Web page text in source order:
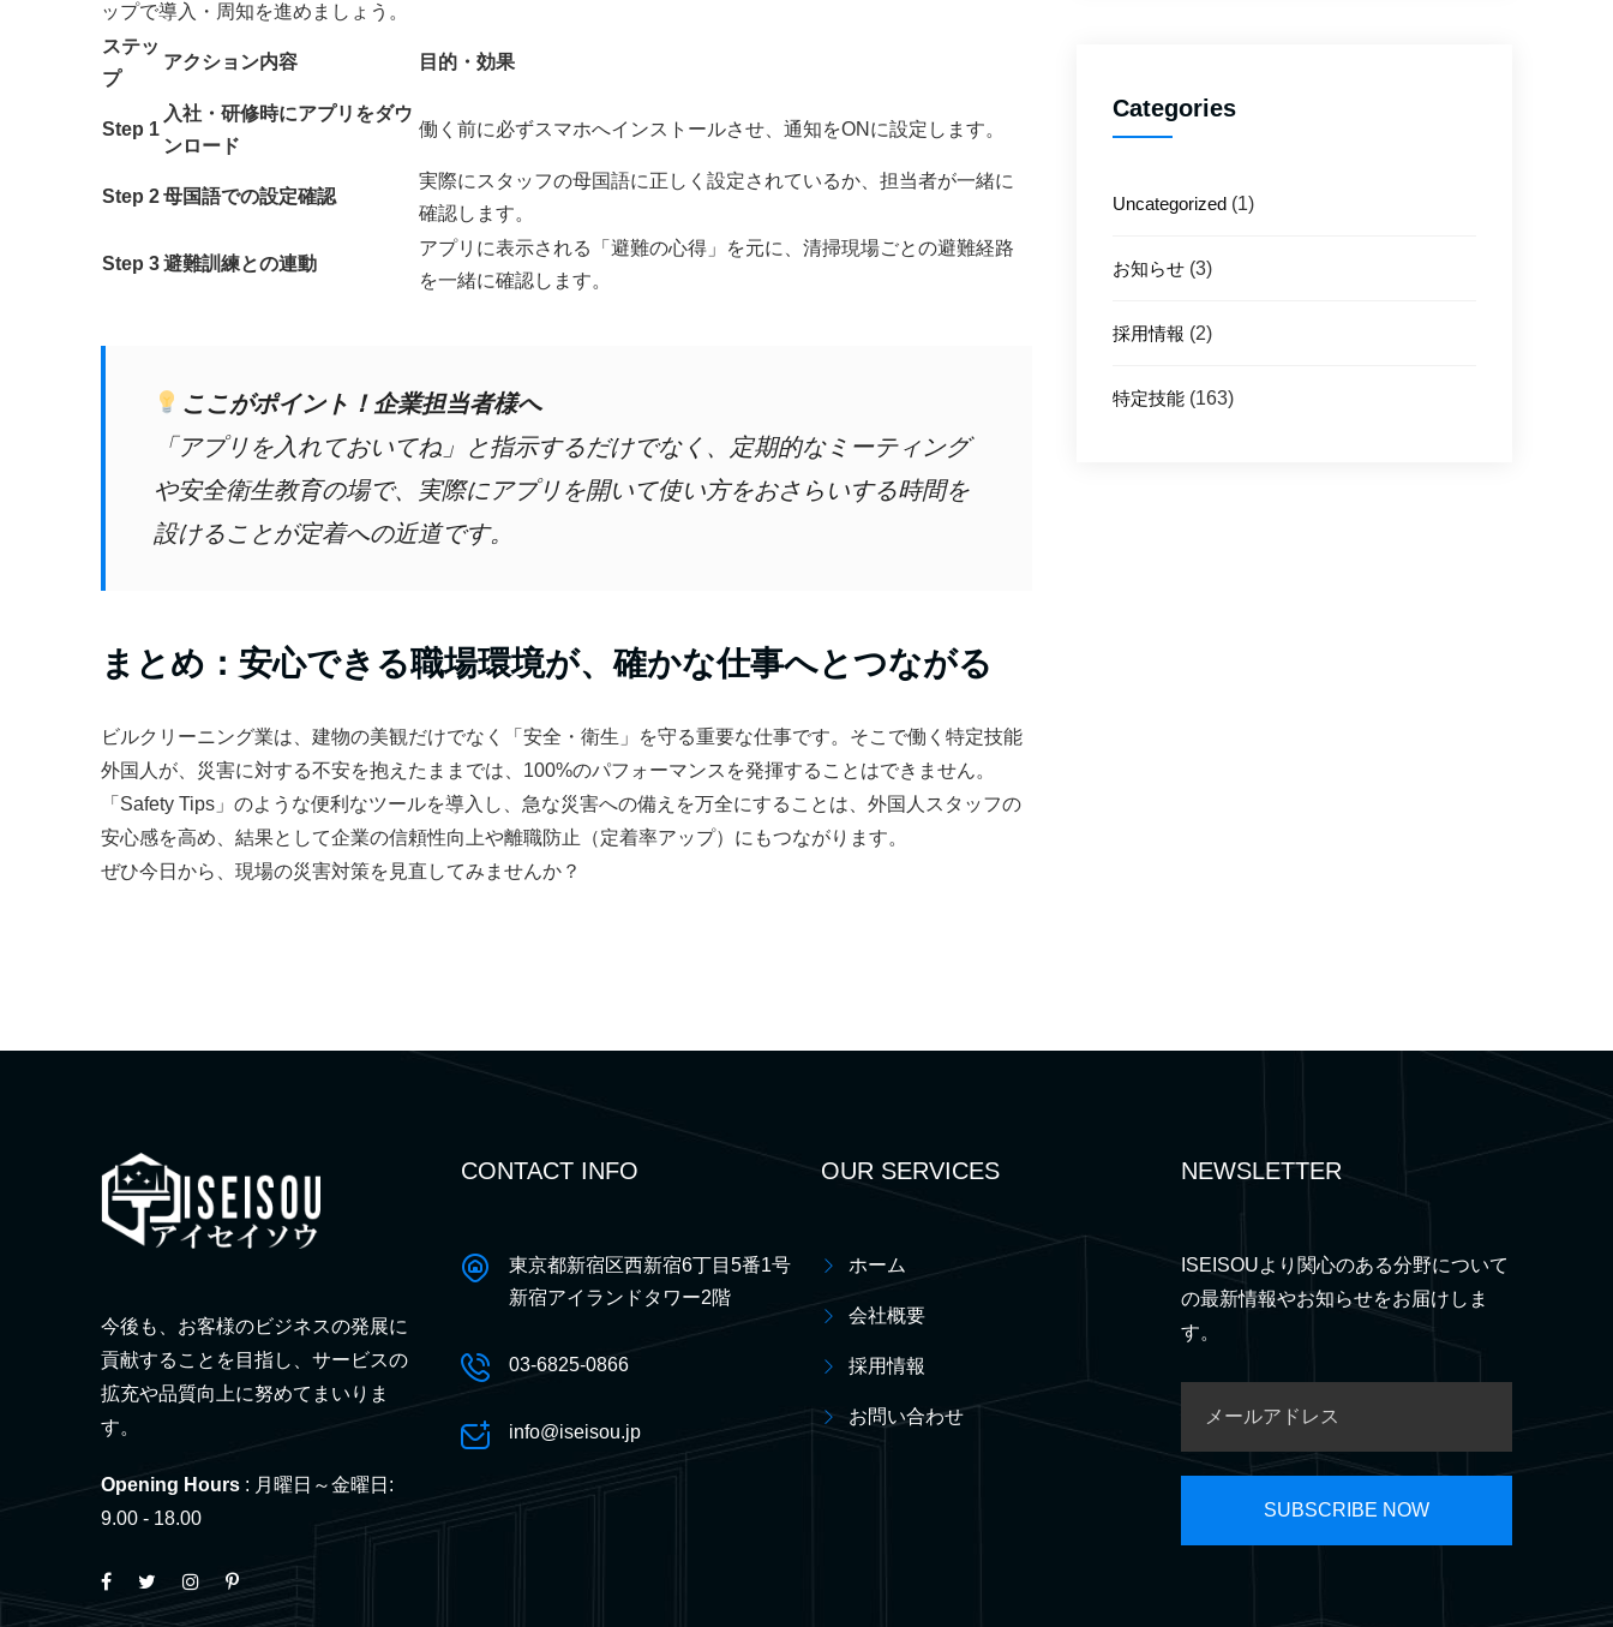
ップで導入・周知を進めましょう。
ステッ
プ
アクション内容 目的・効果
Step 1
入社・研修時にアプリをダウ
ンロード
働く前に必ずスマホへインストールさせ、通知をONに設定します。
Step 2母国語での設定確認
実際にスタッフの母国語に正しく設定されているか、担当者が一緒に
確認します。
Step 3避難訓練との連動
アプリに表示される「避難の心得」を元に、清掃現場ごとの避難経路
を一緒に確認します。
ここがポイント！企業担当者様へ
「アプリを入れておいてね」と指示するだけでなく、定期的なミーティング
や安全衛生教育の場で、実際にアプリを開いて使い方をおさらいする時間を
設けることが定着への近道です。
まとめ：安心できる職場環境が、確かな仕事へとつながる
ビルクリーニング業は、建物の美観だけでなく「安全・衛生」を守る重要な仕事です。そこで働く特定技能
外国人が、災害に対する不安を抱えたままでは、100%のパフォーマンスを発揮することはできません。
「Safety Tips」のような便利なツールを導入し、急な災害への備えを万全にすることは、外国人スタッフの
安心感を高め、結果として企業の信頼性向上や離職防止（定着率アップ）にもつながります。
ぜひ今日から、現場の災害対策を見直してみませんか？
Categories
Uncategorized (1)
お知らせ (3)
採用情報 (2)
特定技能 (163)
今後も、お客様のビジネスの発展に
貢献することを目指し、サービスの
拡充や品質向上に努めてまいりま
す。
Opening Hours : 月曜日～金曜日:
9.00 - 18.00
CONTACT INFO
東京都新宿区西新宿6丁目5番1号
新宿アイランドタワー2階
03-6825-0866
info@iseisou.jp
OUR SERVICES
ホーム
会社概要
採用情報
お問い合わせ
NEWSLETTER
ISEISOUより関心のある分野について
の最新情報やお知らせをお届けしま
す。